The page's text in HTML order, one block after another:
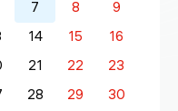
7 8
9
14 15
16
21 22
23
28 29
30